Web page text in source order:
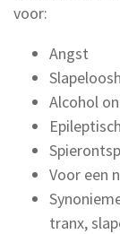
voor:
Angst
Alcohol
Voor een
tranx,